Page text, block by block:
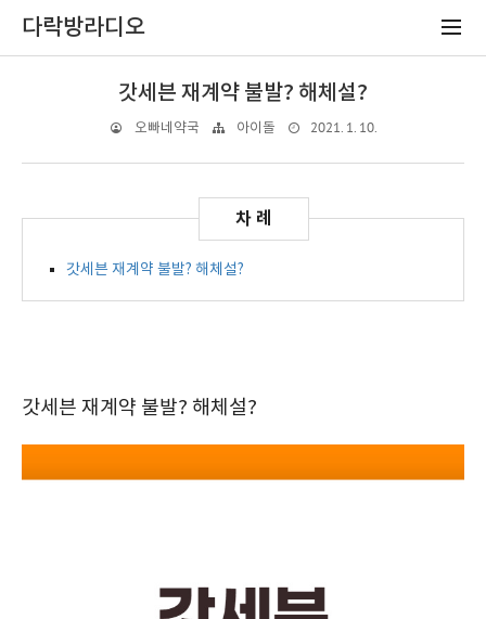
다락방라디오
갓세븐 재계약 불발? 해체설?
오빠네약국 아이돌 2021. 1. 10.
갓세븐 재계약 불발? 해체설?
갓세븐 재계약 불발? 해체설?